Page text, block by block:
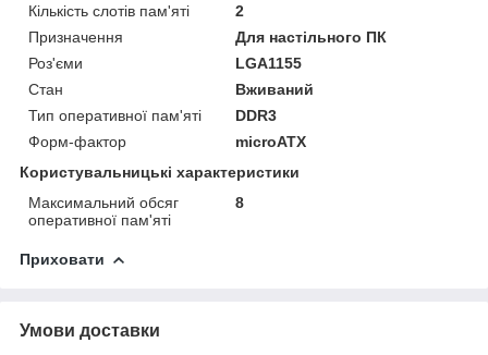
Кількість слотів пам'яті
2
Призначення
Для настільного ПК
Роз'єми
LGA1155
Стан
Вживаний
Тип оперативної пам'яті
DDR3
Форм-фактор
microATX
Користувальницькі характеристики
Максимальний обсяг
оперативної пам'яті
8
Приховати
Умови доставки